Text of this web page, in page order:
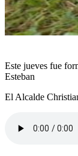
Este jueves fue
Esteban
El Alcalde